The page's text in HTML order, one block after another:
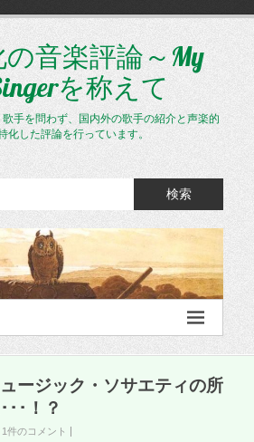
音楽評論～My
を称えて
手を問わず、国内外の歌手の紹介と声楽的
化した評論を行っています。
検索
ージック・ソサエティの所
･･！？
1件のコメント